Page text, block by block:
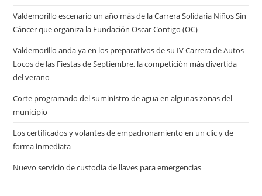
Valdemorillo escenario un año más de la Carrera Solidaria Niños Sin
Cáncer que organiza la Fundación Oscar Contigo (OC)
Valdemorillo anda ya en los preparativos de su IV Carrera de Autos
Locos de las Fiestas de Septiembre, la competición más divertida
del verano
Corte programado del suministro de agua en algunas zonas del
municipio
Los certificados y volantes de empadronamiento en un clic y de
forma inmediata
Nuevo servicio de custodia de llaves para emergencias